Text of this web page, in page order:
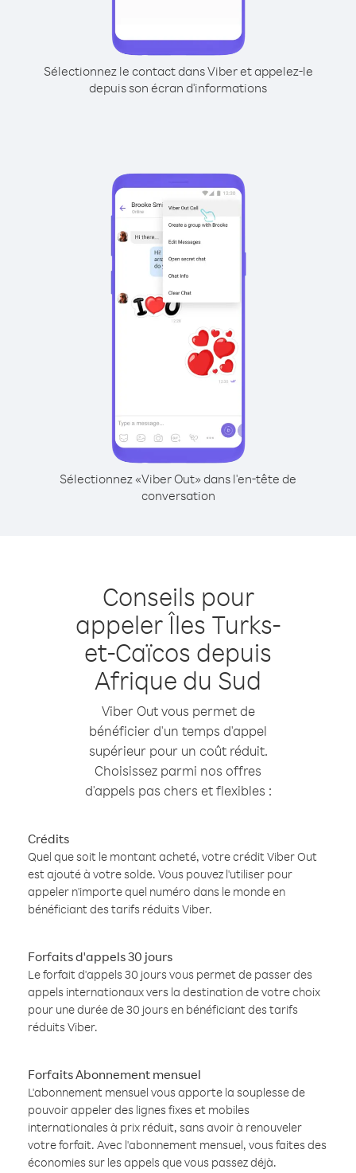
Sélectionnez le contact dans Viber et appelez-le
depuis son écran d'informations
Sélectionnez «Viber Out» dans l'en-tête de
conversation
Conseils pour
appeler Îles Turks-
et-Caïcos depuis
Afrique du Sud
Viber Out vous permet de
bénéficier d'un temps d'appel
supérieur pour un coût réduit.
Choisissez parmi nos offres
d'appels pas chers et flexibles :
Crédits
Quel que soit le montant acheté, votre crédit Viber Out
est ajouté à votre solde. Vous pouvez l'utiliser pour
appeler n'importe quel numéro dans le monde en
bénéficiant des tarifs réduits Viber.
Forfaits d'appels 30 jours
Le forfait d'appels 30 jours vous permet de passer des
appels internationaux vers la destination de votre choix
pour une durée de 30 jours en bénéficiant des tarifs
réduits Viber.
Forfaits Abonnement mensuel
L'abonnement mensuel vous apporte la souplesse de
pouvoir appeler des lignes fixes et mobiles
internationales à prix réduit, sans avoir à renouveler
votre forfait. Avec l'abonnement mensuel, vous faites des
économies sur les appels que vous passez déjà.